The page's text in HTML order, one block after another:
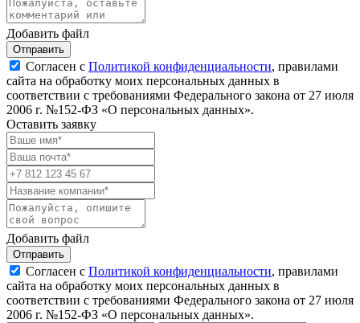
Добавить файл
Отправить
Согласен с Политикой конфиденциальности, правилами
сайта на обработку моих персональных данных в
соответствии с требованиями Федерального закона от 27 июля
2006 г. №152-ФЗ «О персональных данных».
Оставить заявку
Добавить файл
Отправить
Согласен с Политикой конфиденциальности, правилами
сайта на обработку моих персональных данных в
соответствии с требованиями Федерального закона от 27 июля
2006 г. №152-ФЗ «О персональных данных».